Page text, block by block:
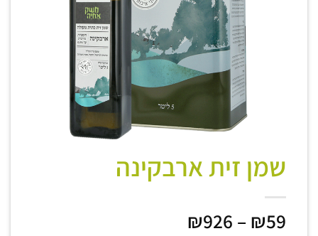
שמן זית ארבקינה
₪59
–
₪926